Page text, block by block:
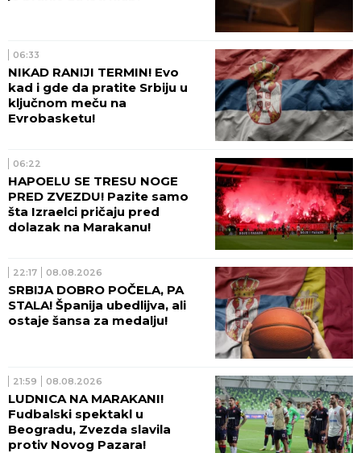
06:33
NIKAD RANIJI TERMIN! Evo
kad i gde da pratite Srbiju u
ključnom meču na
Evrobasketu!
06:22
HAPOELU SE TRESU NOGE
PRED ZVEZDU! Pazite samo
šta Izraelci pričaju pred
dolazak na Marakanu!
22:17 08.08.2026
SRBIJA DOBRO POČELA, PA
STALA! Španija ubedlijva, ali
ostaje šansa za medalju!
21:59 08.08.2026
LUDNICA NA MARAKANI!
Fudbalski spektakl u
Beogradu, Zvezda slavila
protiv Novog Pazara!